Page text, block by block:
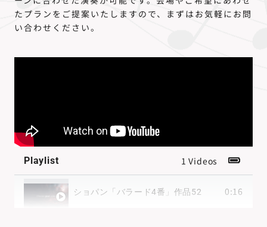
たプランをご提案いたしますので、まずはお気軽にお問
い合わせください。
Playlist 1 Videos
ショパン「バラード4番」作品52 0:16